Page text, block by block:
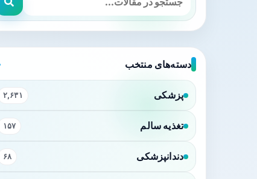
دسته‌های منتخب
پزشکی ۲,۶۳۱
تغذیه سالم ۱۵۷
دندانپزشکی ۶۸